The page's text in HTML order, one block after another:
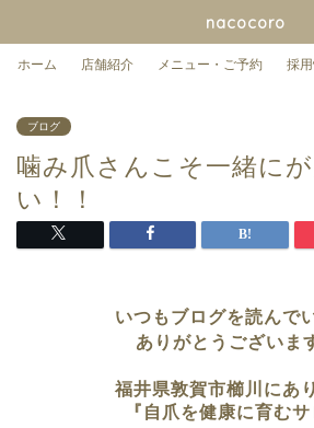
nacocoro
ホーム 店舗紹介 メニュー・ご予約 採
ブログ
噛み爪さんこそ一緒に
い！！
いつもブログを読んで
ありがとうございま
福井県敦賀市櫛川にあ
『自爪を健康に育むサ